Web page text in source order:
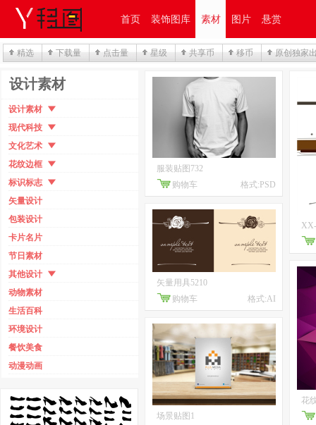
首页 装饰图库 素材 图片 悬赏
精选 下载量 点击量 星级 共享币 移币 原创独家
设计素材
设计素材
现代科技
文化艺术
花纹边框
标识标志
矢量设计
包装设计
卡片名片
节日素材
其他设计
动物素材
生活百科
环境设计
餐饮美食
动漫动画
服装贴图732
购物车
格式:PSD
矢量用具5210
购物车
格式:AI
场景贴图1
花